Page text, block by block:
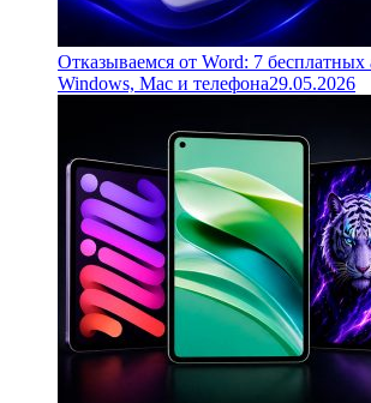
Отказываемся от Word: 7 бесплатных
Windows, Mac и телефона29.05.2026